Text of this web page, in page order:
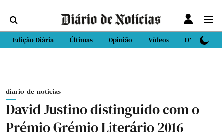
Edição Diária Últimas Opinião Vídeos DN Sport
diario-de-noticias
David Justino distinguido com o
Prémio Grémio Literário 2016